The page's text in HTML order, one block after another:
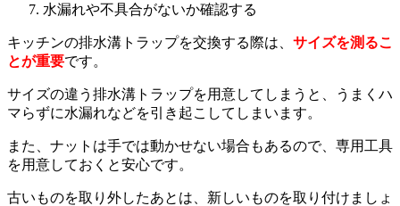
水漏れや不具合がないか確認する
キッチンの排水溝トラップを交換する際は、 サイズを測るこ
とが重要です。
サイズの違う排水溝トラップを用意してしまうと、うまくハ
マらずに水漏れなどを引き起こしてしまいます。
また、ナットは手では動かせない場合もあるので、専用工具
を用意しておくと安心です。
古いものを取り外したあとは、新しいものを取り付けましょ